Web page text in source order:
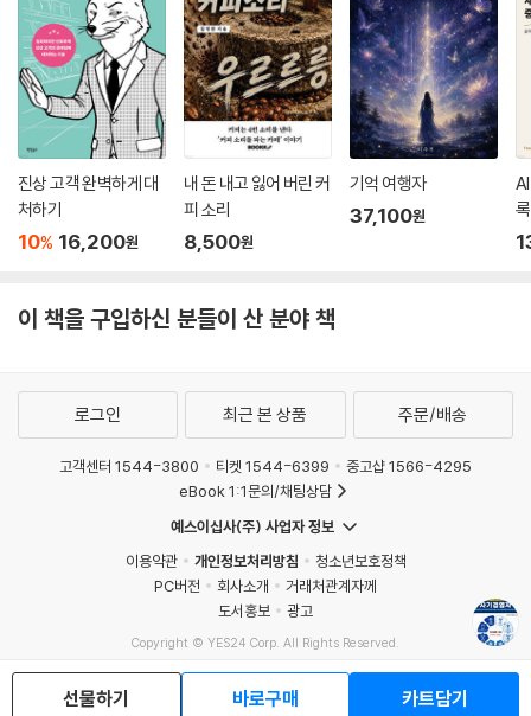
진상 고객 완벽하게 대
처하기
10% 16,200원
내 돈 내고 잃어 버린 커
피 소리
8,500원
기억 여행자
37,100원
이 책을 구입하신 분들이 산 분야 책
선물하기 바로구매 카트담기
로그인 최근 본 상품 주문/배송
고객센터 1544-3800 티켓 1544-6399
중고샵 1566-4295
eBook 1:1문의/채팅상담
예스이십사(주) 사업자 정보
이용약관
개인정보처리방침
청소년보호정책
PC버전
회사소개
거래처관계자께
도서홍보
광고
Copyright © YES24 Corp. All Rights Reserved.